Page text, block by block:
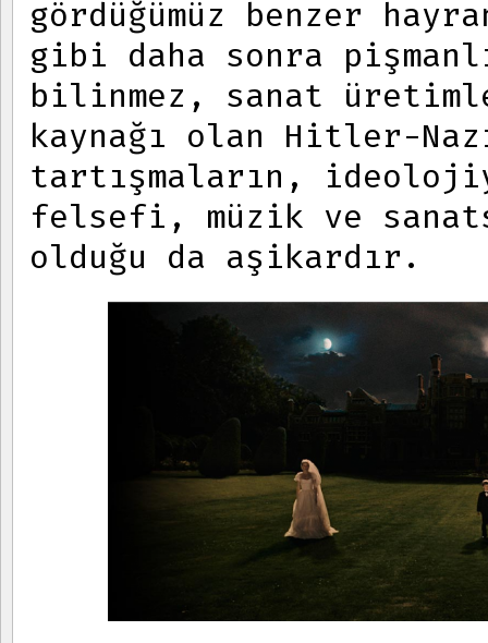
gördüğümüz benzer
gibi daha sonra
bilinmez, sanat
kaynağı olan Hitler-
tartışmaların,
felsefi, müzik ve
olduğu da aşikardır.